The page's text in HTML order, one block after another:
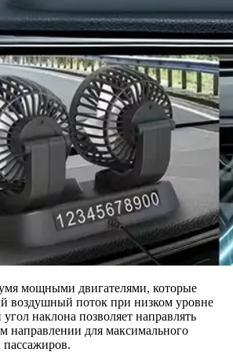
мощными двигателями, которые
воздушный поток при низком уровне
наклона позволяет направлять
направлении для максимального
пассажиров.